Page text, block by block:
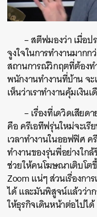
–สตีฟมองว่าเมื่อป
จูงใจในการทำงานมากก
สถานการณ์วิกฤตที่ต้องท
พนักงานทำงานที่บ้านจ
เห็นว่าเราทำงานคุ้มเงิ
–เรื่องที่เดวิดเสีย
คือครีเอทีฟรุ่นใหม่จะเ
เวลาทำงานในออฟฟิศค
ทำงานของรุ่นพี่อย่างใก
ช่วยให้คนโฆษณาเติบโต
Zoomแน่ๆส่วนเรื่องกา
ได้และมันพิสูจน์แล้วว่า
ให้ธุรกิจเดินหน้าต่อไปได้